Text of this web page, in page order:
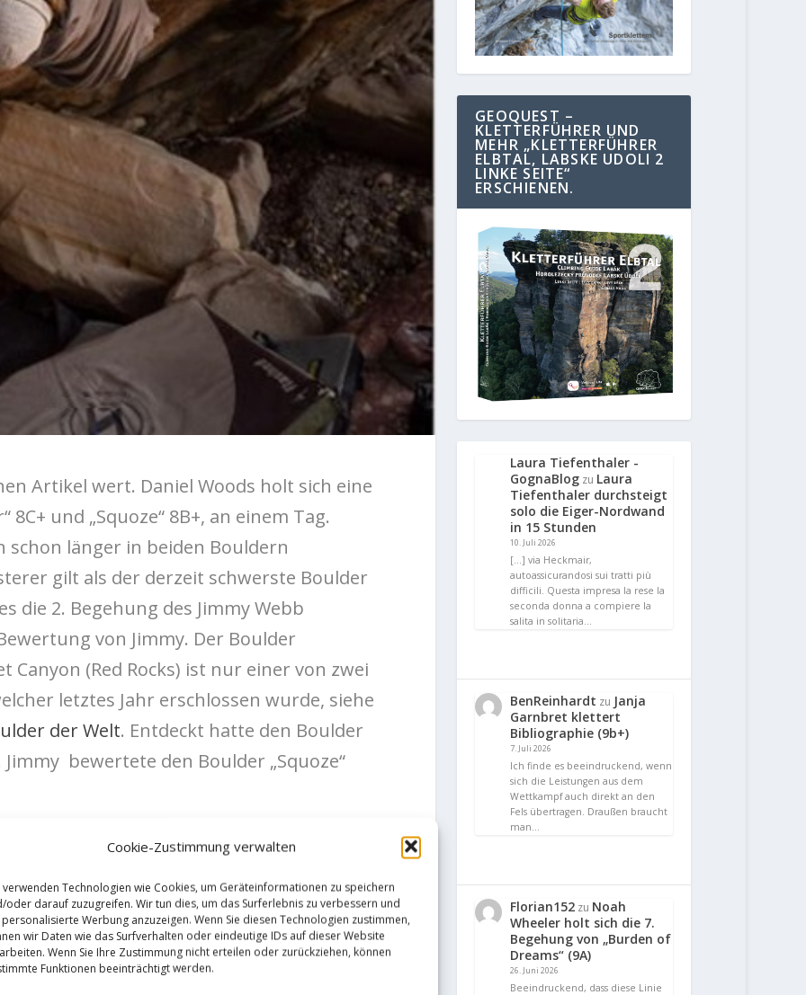
Cookie-Zustimmung verwalten
verwenden Technologien wie Cookies, um Geräteinformationen zu speichern
oder darauf zuzugreifen. Wir tun dies, um das Surferlebnis zu verbessern und
Werbung anzuzeigen. Wenn Sie diesen Technologien zustimmen,
wir Daten wie das Surfverhalten oder eindeutige IDs auf dieser Website
Wenn Sie Ihre Zustimmung nicht erteilen oder zurückziehen, können
Funktionen beeinträchtigt werden.
Artikel wert. Daniel Woods holt sich eine
8C+ und „Squoze“ 8B+, an einem Tag.
schon länger in beiden Bouldern
gilt als der derzeit schwerste Boulder
die 2. Begehung des Jimmy Webb
von Jimmy. Der Boulder
Canyon (Red Rocks) ist nur einer von zwei
letztes Jahr erschlossen wurde, siehe
der Welt. Entdeckt hatte den Boulder
bewertete den Boulder „Squoze“
proposed 8B+(v14) but hes too damn strong in this style… i
but felt it took a shit on all the v14 compression lines I have
Its in BV on the far left side of the Wet Dream bloc.. left
to start (no shit start though) „
GEOQUEST –
KLETTERFÜHRER UND
MEHR „KLETTERFÜHRER
ELBTAL, LABSKE UDOLI 2
LINKE SEITE“
ERSCHIENEN.
Laura Tiefenthaler -
GognaBlog zu Laura
Tiefenthaler durchsteigt
solo die Eiger-Nordwand
in 15 Stunden
10. Juli 2026
[…] via Heckmair,
autoassicurandosi sui tratti più
difficili. Questa impresa la rese la
seconda donna a compiere la
salita in solitaria…
BenReinhardt zu Janja
Garnbret klettert
Bibliographie (9b+)
7. Juli 2026
Ich finde es beeindruckend, wenn
sich die Leistungen aus dem
Wettkampf auch direkt an den
Fels übertragen. Draußen braucht
man…
Florian152 zu Noah
Wheeler holt sich die 7.
Begehung von „Burden of
Dreams“ (9A)
26. Juni 2026
Beeindruckend, dass diese Linie